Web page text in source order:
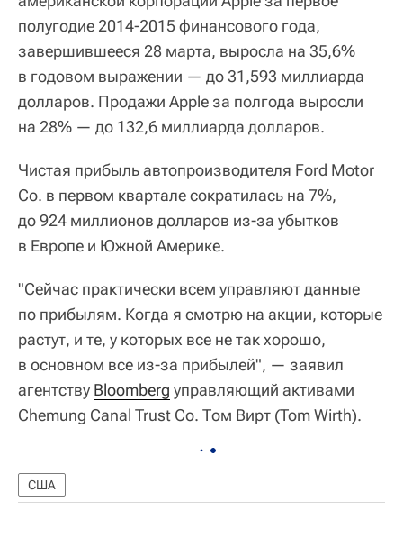
полугодие 2014-2015 финансового года,
завершившееся 28 марта, выросла на 35,6%
в годовом выражении — до 31,593 миллиарда
долларов. Продажи Apple за полгода выросли
на 28% — до 132,6 миллиарда долларов.
Чистая прибыль автопроизводителя Ford Motor
Co. в первом квартале сократилась на 7%,
до 924 миллионов долларов из-за убытков
в Европе и Южной Америке.
"Сейчас практически всем управляют данные
по прибылям. Когда я смотрю на акции, которые
растут, и те, у которых все не так хорошо,
в основном все из-за прибылей", — заявил
агентству Bloomberg управляющий активами
Chemung Canal Trust Co. Том Вирт (Tom Wirth).
США